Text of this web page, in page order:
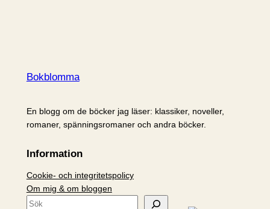
Bokblomma
En blogg om de böcker jag läser: klassiker, noveller,
romaner, spänningsromaner och andra böcker.
Information
Cookie- och integritetspolicy
Om mig & om bloggen
S